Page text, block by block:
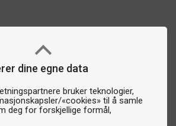
dine egne data
bruker teknologier,
«cookies» til å samle
deg for forskjellige formål,